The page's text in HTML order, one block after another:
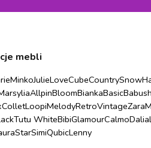
mebli
MinkoJulieLoveCubeCountrySnow
AllpinBloomBiankaBasic
ColletLoopiMelodyRetroVintageZara
Tutu WhiteBibiGlamourCalmoDalia
StarSimiQubicLenny